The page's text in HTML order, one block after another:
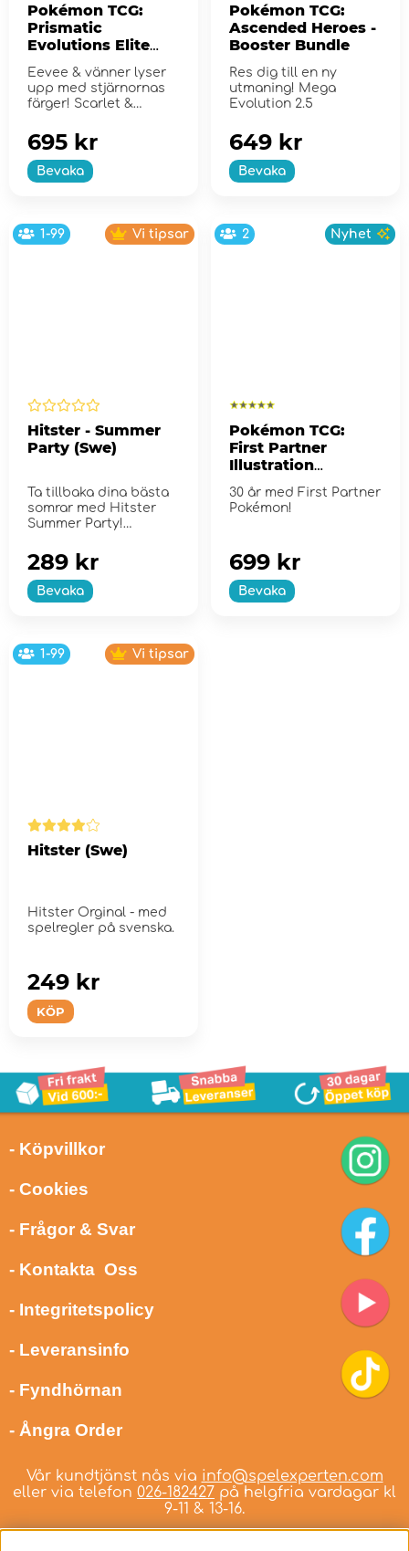
Pokémon TCG:
Prismatic
Evolutions Elite
Eevee & vänner lyser
upp med stjärnornas
färger! Scarlet &
Bevaka
695 kr
Pokémon TCG:
Ascended Heroes -
Booster Bundle
Res dig till en ny
utmaning! Mega
Evolution 2.5
Bevaka
649 kr
1-99 Vi tipsar
Hitster - Summer
Party (Swe)
Ta tillbaka dina bästa
somrar med Hitster
Summer Party!
Bevaka
289 kr
2 Nyhet
Pokémon TCG:
First Partner
Illustration
Collection - Series
2
30 år med First Partner
Pokémon!
Bevaka
699 kr
1-99 Vi tipsar
Hitster (Swe)
Hitster Orginal - med
spelregler på svenska.
KÖP
249 kr
- Köpvillkor
- Cookies
- Frågor & Svar
- Kontakta Oss
- Integritetspolicy
- Leveransinfo
- Fyndhörnan
- Ångra Order
Vår kundtjänst nås via info@spelexperten.com
eller via telefon 026-182427 på helgfria vardagar kl
9-11 & 13-16.